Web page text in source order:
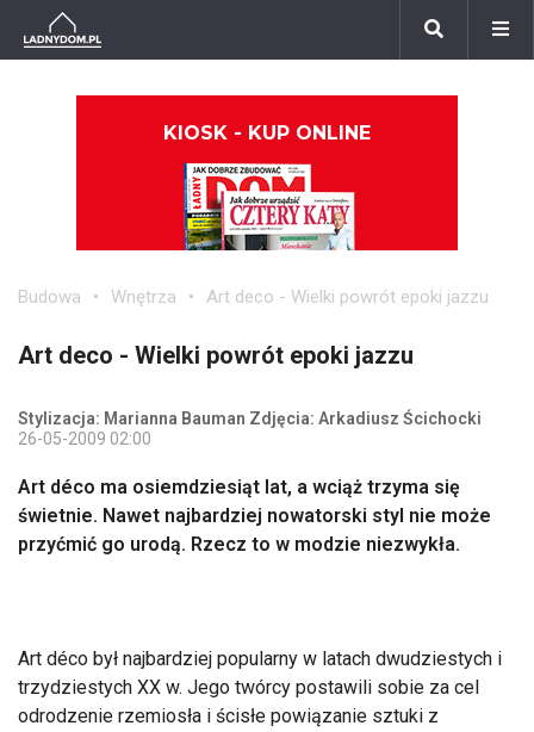
KIOSK - KUP ONLINE
Budowa Wnętrza Art deco - Wielki powrót epoki jazzu
Art deco - Wielki powrót epoki jazzu
Stylizacja: Marianna Bauman Zdjęcia: Arkadiusz Ścichocki
26-05-2009 02:00
Art déco ma osiemdziesiąt lat, a wciąż trzyma się
świetnie. Nawet najbardziej nowatorski styl nie może
przyćmić go urodą. Rzecz to w modzie niezwykła.
Art déco był najbardziej popularny w latach dwudziestych i
trzydziestych XX w. Jego twórcy postawili sobie za cel
odrodzenie rzemiosła i ścisłe powiązanie sztuki z